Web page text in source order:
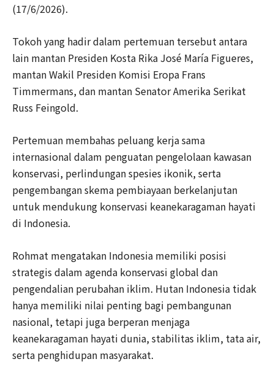
(17/6/2026).
Tokoh yang hadir dalam pertemuan tersebut antara
lain mantan Presiden Kosta Rika José María Figueres,
mantan Wakil Presiden Komisi Eropa Frans
Timmermans, dan mantan Senator Amerika Serikat
Russ Feingold.
Pertemuan membahas peluang kerja sama
internasional dalam penguatan pengelolaan kawasan
konservasi, perlindungan spesies ikonik, serta
pengembangan skema pembiayaan berkelanjutan
untuk mendukung konservasi keanekaragaman hayati
di Indonesia.
Rohmat mengatakan Indonesia memiliki posisi
strategis dalam agenda konservasi global dan
pengendalian perubahan iklim. Hutan Indonesia tidak
hanya memiliki nilai penting bagi pembangunan
nasional, tetapi juga berperan menjaga
keanekaragaman hayati dunia, stabilitas iklim, tata air,
serta penghidupan masyarakat.